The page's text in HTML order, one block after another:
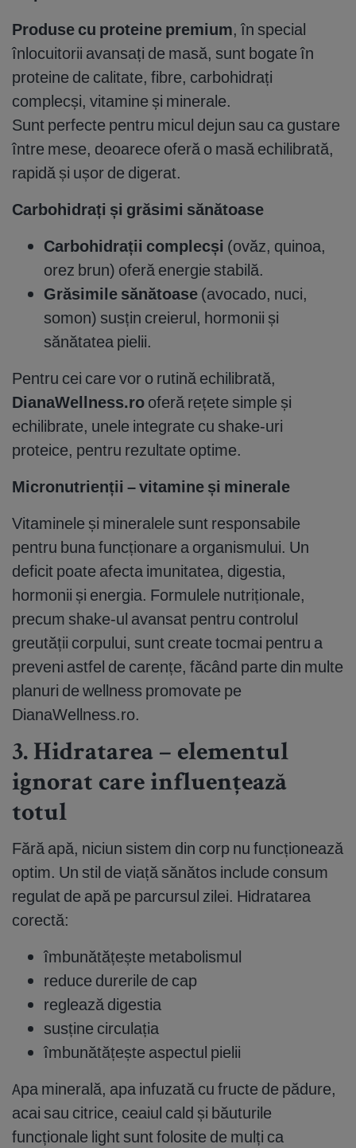
Produse cu proteine premium, în special
înlocuitorii avansați de masă, sunt bogate în
proteine de calitate, fibre, carbohidrați
complecși, vitamine și minerale.
Sunt perfecte pentru micul dejun sau ca gustare
între mese, deoarece oferă o masă echilibrată,
rapidă și ușor de digerat.
Carbohidrați și grăsimi sănătoase
Carbohidrații complecși (ovăz, quinoa,
orez brun) oferă energie stabilă.
Grăsimile sănătoase (avocado, nuci,
somon) susțin creierul, hormonii și
sănătatea pielii.
Pentru cei care vor o rutină echilibrată,
DianaWellness.ro oferă rețete simple și
echilibrate, unele integrate cu shake-uri
proteice, pentru rezultate optime.
Micronutrienții – vitamine și minerale
Vitaminele și mineralele sunt responsabile
pentru buna funcționare a organismului. Un
deficit poate afecta imunitatea, digestia,
hormonii și energia. Formulele nutriționale,
precum shake-ul avansat pentru controlul
greutății corpului, sunt create tocmai pentru a
preveni astfel de carențe, făcând parte din multe
planuri de wellness promovate pe
DianaWellness.ro.
3. Hidratarea – elementul
ignorat care influențează
totul
Fără apă, niciun sistem din corp nu funcționează
optim. Un stil de viață sănătos include consum
regulat de apă pe parcursul zilei. Hidratarea
corectă:
îmbunătățește metabolismul
reduce durerile de cap
reglează digestia
susține circulația
îmbunătățește aspectul pielii
Apa minerală, apa infuzată cu fructe de pădure,
acai sau citrice, ceaiul cald și băuturile
funcționale light sunt folosite de mulți ca